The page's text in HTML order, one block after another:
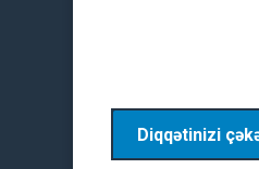
Diqqətinizi